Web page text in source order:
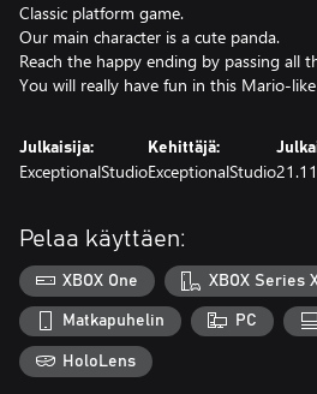
Classic platform game.
Our main character is a cute panda.
Reach the happy ending by passing all
You will really have fun in this Mario-
Julkaisija:
ExceptionalStudio
Kehittäjä:
ExceptionalStudio
Pelaa käyttäen:
XBOX One XBOX Series
Matkapuhelin PC
HoloLens